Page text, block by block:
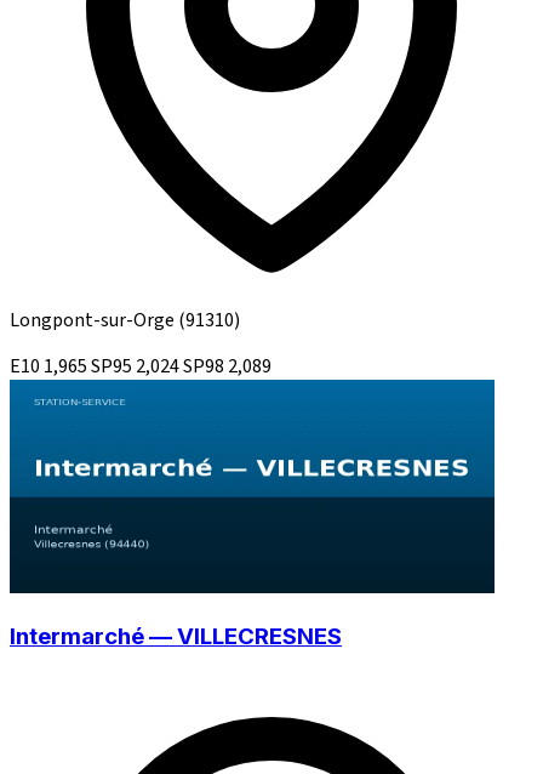
Longpont-sur-Orge (91310)
E10 1,965SP95 2,024SP98 2,089
Intermarché — VILLECRESNES